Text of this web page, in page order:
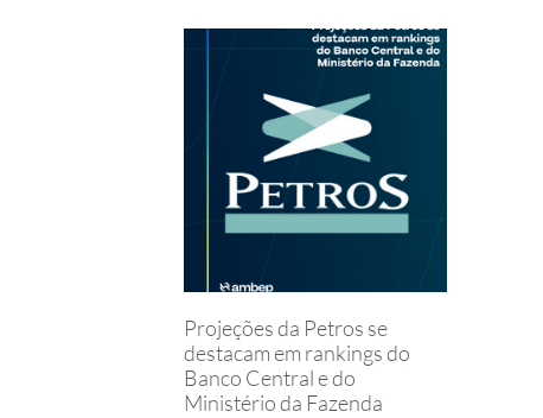
Projeções da Petros se
destacam em rankings do
Banco Central e do
Ministério da Fazenda